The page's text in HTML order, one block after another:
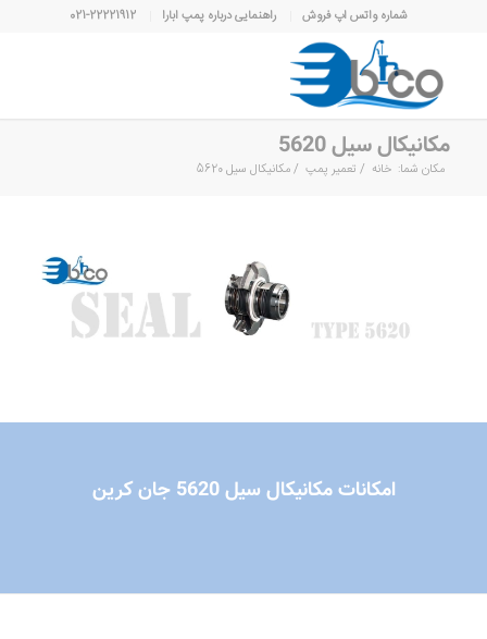
شماره واتس اپ فروش راهنمایی درباره پمپ ابارا 021-22221912
مکانیکال سیل 5620
مکان شما: خانه / تعمیر پمپ /مکانیکال سیل 5620
امکانات مکانیکال سیل 5620 جان کرین